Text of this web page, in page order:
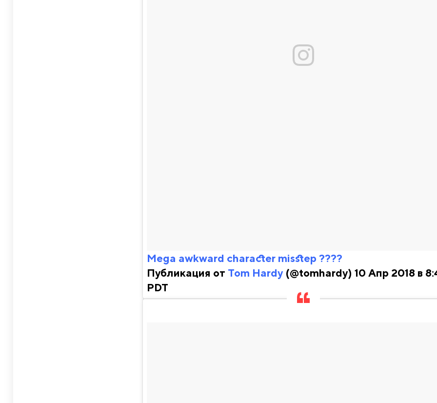
Mega awkward character misstep ????
Публикация от Tom Hardy(@tomhardy) 10 Апр 2018 в
PDT